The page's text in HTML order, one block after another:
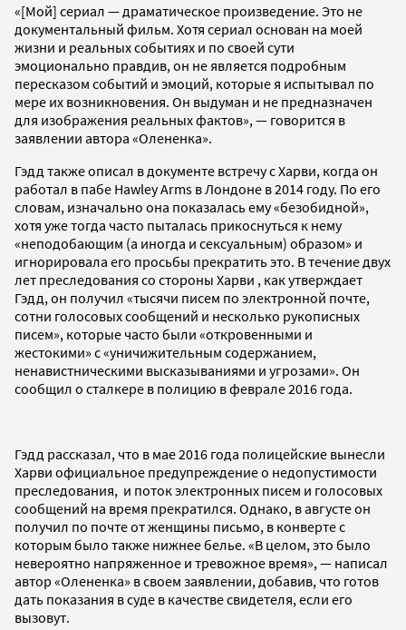
«[Мой] сериал — драматическое произведение. Это не
документальный фильм. Хотя сериал основан на моей
жизни и реальных событиях и по своей сути
эмоционально правдив, он не является подробным
пересказом событий и эмоций, которые я испытывал по
мере их возникновения. Он выдуман и не предназначен
для изображения реальных фактов», — говорится в
заявлении автора «Олененка».
Гэдд также описал в документе встречу с Харви, когда он
работал в пабе Hawley Arms в Лондоне в 2014 году. По его
словам, изначально она показалась ему «безобидной»,
хотя уже тогда часто пыталась прикоснуться к нему
«неподобающим (а иногда и сексуальным) образом» и
игнорировала его просьбы прекратить это. В течение двух
лет преследования со стороны Харви , как утверждает
Гэдд, он получил «тысячи писем по электронной почте,
сотни голосовых сообщений и несколько рукописных
писем», которые часто были «откровенными и
жестокими» с «уничижительным содержанием,
ненавистническими высказываниями и угрозами». Он
сообщил о сталкере в полицию в феврале 2016 года.
Гэдд рассказал, что в мае 2016 года полицейские вынесли
Харви официальное предупреждение о недопустимости
преследования, и поток электронных писем и голосовых
сообщений на время прекратился. Однако, в августе он
получил по почте от женщины письмо, в конверте с
которым было также нижнее белье. «В целом, это было
невероятно напряженное и тревожное время», — написал
автор «Олененка» в своем заявлении, добавив, что готов
дать показания в суде в качестве свидетеля, если его
вызовут.